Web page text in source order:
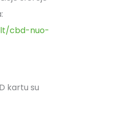
cbd-nuo-
kartu su